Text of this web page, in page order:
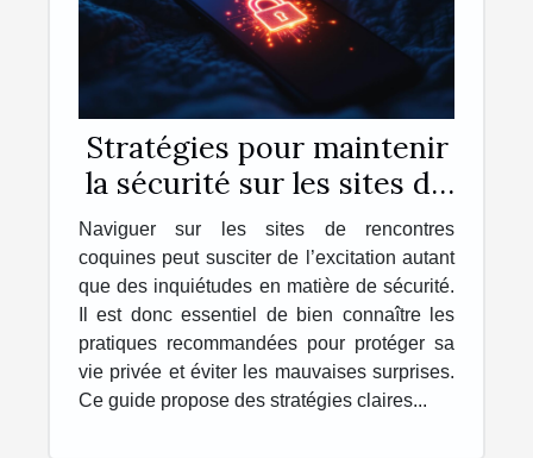
Stratégies pour maintenir
la sécurité sur les sites de
rencontres coquines
Naviguer sur les sites de rencontres
coquines peut susciter de l’excitation autant
que des inquiétudes en matière de sécurité.
Il est donc essentiel de bien connaître les
pratiques recommandées pour protéger sa
vie privée et éviter les mauvaises surprises.
Ce guide propose des stratégies claires...